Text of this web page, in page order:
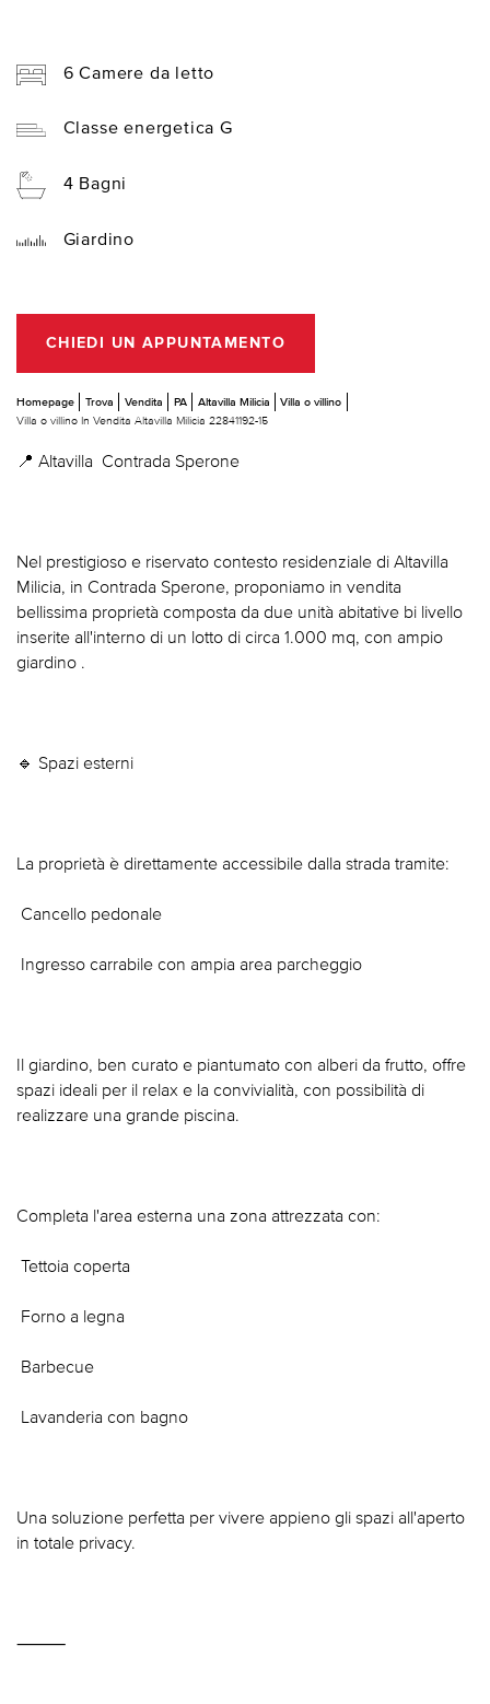
6 Camere da letto
Classe energetica G
4 Bagni
Giardino
CHIEDI UN APPUNTAMENTO
Homepage Trova Vendita PA Altavilla Milicia
Villa o villino
Villa o villino In Vendita Altavilla Milicia 22841192-15
📍 Altavilla  Contrada Sperone
Nel prestigioso e riservato contesto residenziale di Altavilla
Milicia, in Contrada Sperone, proponiamo in vendita
bellissima proprietà composta da due unità abitative bi livello
inserite all'interno di un lotto di circa 1.000 mq, con ampio
giardino .
🔹 Spazi esterni
La proprietà è direttamente accessibile dalla strada tramite:
 Cancello pedonale
 Ingresso carrabile con ampia area parcheggio
Il giardino, ben curato e piantumato con alberi da frutto, offre
spazi ideali per il relax e la convivialità, con possibilità di
realizzare una grande piscina.
Completa l'area esterna una zona attrezzata con:
 Tettoia coperta
 Forno a legna
 Barbecue
 Lavanderia con bagno
Una soluzione perfetta per vivere appieno gli spazi all'aperto
in totale privacy.
⸻